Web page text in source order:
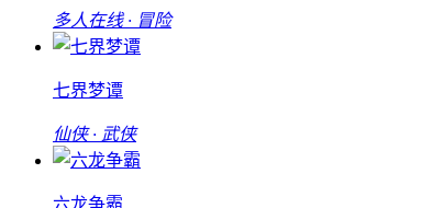
多人在线 · 冒险
七界梦谭
仙侠 · 武侠
六龙争霸